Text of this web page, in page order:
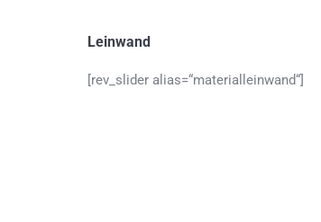
Leinwand
[rev_slider alias=“materialleinwand“]